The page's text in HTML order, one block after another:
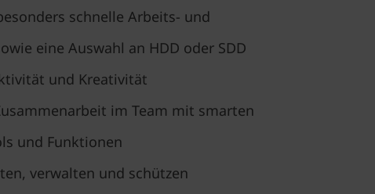
schnelle Arbeits- und
eine Auswahl an HDD oder SDD
und Kreativität
im Team mit smarten
und Funktionen
verwalten und schützen